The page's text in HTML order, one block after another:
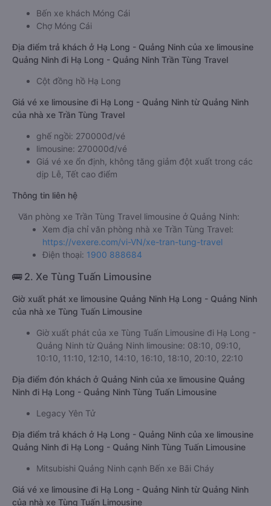
Bến xe khách Móng Cái
Chợ Móng Cái
Địa điểm trả khách ở Hạ Long - Quảng Ninh của xe limousine
Quảng Ninh đi Hạ Long - Quảng Ninh Trần Tùng Travel
Cột đồng hồ Hạ Long
Giá vé xe limousine đi Hạ Long - Quảng Ninh từ Quảng Ninh
của nhà xe Trần Tùng Travel
ghế ngồi: 270000đ/vé
limousine: 270000đ/vé
Giá vé xe ổn định, không tăng giảm đột xuất trong các
dịp Lễ, Tết cao điểm
Thông tin liên hệ
Văn phòng xe Trần Tùng Travel limousine ở Quảng Ninh:
Xem địa chỉ văn phòng nhà xe Trần Tùng Travel:
https://vexere.com/vi-VN/xe-tran-tung-travel
Điện thoại: 1900 888684
🚌 2. Xe Tùng Tuấn Limousine
Giờ xuất phát xe limousine Quảng Ninh Hạ Long - Quảng Ninh
của nhà xe Tùng Tuấn Limousine
Giờ xuất phát của xe Tùng Tuấn Limousine đi Hạ Long -
Quảng Ninh từ Quảng Ninh limousine: 08:10, 09:10,
10:10, 11:10, 12:10, 14:10, 16:10, 18:10, 20:10, 22:10
Địa điểm đón khách ở Quảng Ninh của xe limousine Quảng
Ninh đi Hạ Long - Quảng Ninh Tùng Tuấn Limousine
Legacy Yên Tử
Địa điểm trả khách ở Hạ Long - Quảng Ninh của xe limousine
Quảng Ninh đi Hạ Long - Quảng Ninh Tùng Tuấn Limousine
Mitsubishi Quảng Ninh cạnh Bến xe Bãi Cháy
Giá vé xe limousine đi Hạ Long - Quảng Ninh từ Quảng Ninh
của nhà xe Tùng Tuấn Limousine